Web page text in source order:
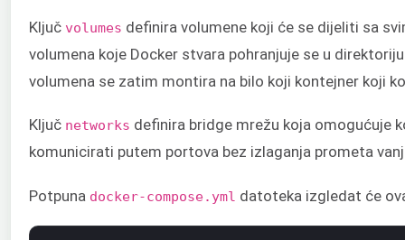
Ključ volumes definira volumene koji će se dijeliti sa
volumena koje Docker stvara pohranjuje se u
volumena se zatim montira na bilo koji kontejner koji
Ključ networks definira bridge mrežu koja omogućuje
komunicirati putem portova bez izlaganja prometa
Potpuna docker-compose.yml datoteka izgledat će